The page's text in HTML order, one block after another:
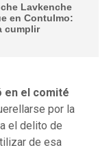
Lavkenche
en Contulmo:
cumplir
en el comité
por la
el delito de
de esa